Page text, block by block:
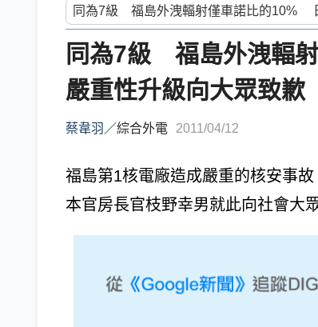
同為7級 福島外洩輻
嚴重性升級向大眾致歉
蔡韋羽 ／綜合外電 2011/04/12
福島第1核電廠造成嚴重的核安事
本官房長官枝野幸男就此向社會大